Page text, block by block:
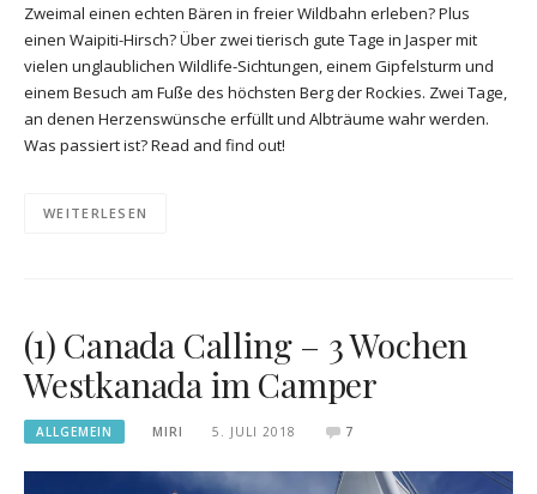
Zweimal einen echten Bären in freier Wildbahn erleben? Plus
einen Waipiti-Hirsch? Über zwei tierisch gute Tage in Jasper mit
vielen unglaublichen Wildlife-Sichtungen, einem Gipfelsturm und
einem Besuch am Fuße des höchsten Berg der Rockies. Zwei Tage,
an denen Herzenswünsche erfüllt und Albträume wahr werden.
Was passiert ist? Read and find out!
WEITERLESEN
(1) Canada Calling – 3 Wochen
Westkanada im Camper
ALLGEMEIN MIRI 5. JULI 2018 7